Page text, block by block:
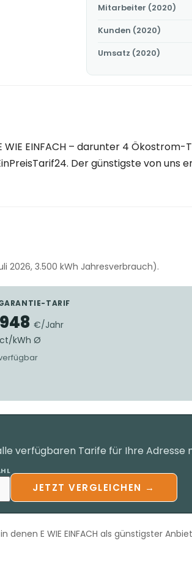
Mitarbeiter (2020)
Kunden (2020)
Umsatz (2020)
WIE EINFACH – darunter 4
Der günstigste von uns
2026, 3.500 kWh Jahresverbrauch).
TARIF
€/Jahr
kWh Ø
verfügbar
verfügbaren Tarife für Ihre
JETZT VERGLEICHEN →
E WIE EINFACH als günstigster